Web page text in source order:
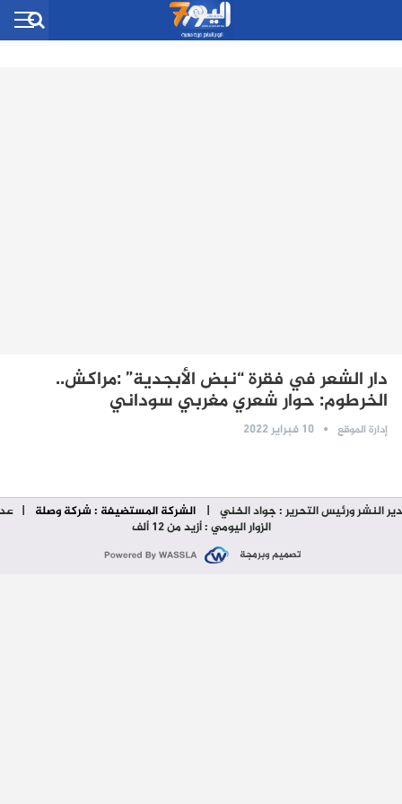
دار الشعر في فقرة “نبض الأبجدية” :مراكش..
الخرطوم: حوار شعري مغربي سوداني
إدارة الموقع 10 فبراير 2022
النشر ورئيس التحرير : جواد الخني | الشركة المستضيفة : شركة وصلة |
الزوار اليومي : أزيد من 12 ألف
تصميم وبرمجة